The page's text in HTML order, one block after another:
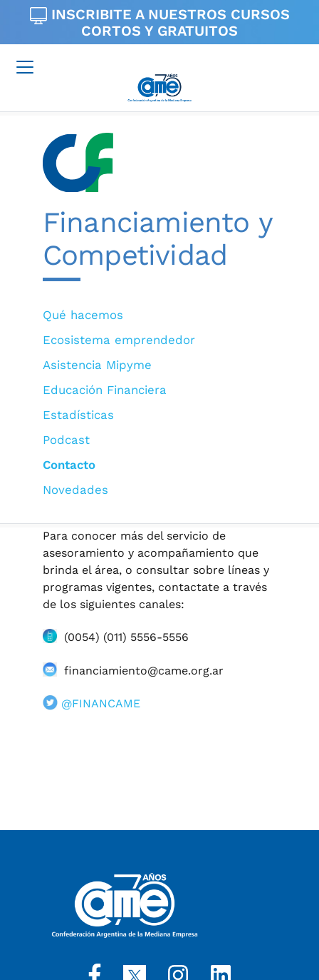
INSCRIBITE A NUESTROS CURSOS
CORTOS Y GRATUITOS
Financiamiento y
Competividad
Qué hacemos
Ecosistema emprendedor
Asistencia Mipyme
Educación Financiera
Estadísticas
Podcast
Contacto
Novedades
Para conocer más del servicio de
asesoramiento y acompañamiento que
brinda el área, o consultar sobre líneas y
programas vigentes, contactate a través
de los siguientes canales:
(0054) (011) 5556-5556
financiamiento@came.org.ar
@FINANCAME